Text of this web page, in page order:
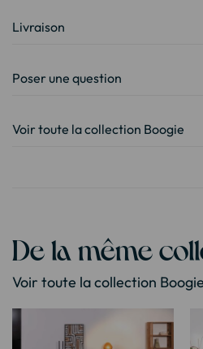
Livraison
Poser une question
Voir toute la collection Boogie
De la même
Voir toute la collection Boogie